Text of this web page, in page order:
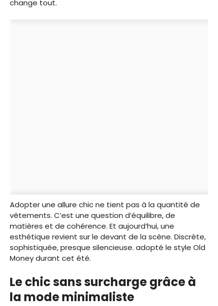
change tout.
Adopter une allure chic ne tient pas à la quantité de
vêtements. C’est une question d’équilibre, de
matières et de cohérence. Et aujourd’hui, une
esthétique revient sur le devant de la scène. Discrète,
sophistiquée, presque silencieuse. adopté le style Old
Money durant cet été.
Le chic sans surcharge grâce à
la mode minimaliste